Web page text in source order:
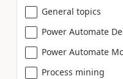
General topics
Power Automate
Power Automate
Process mining